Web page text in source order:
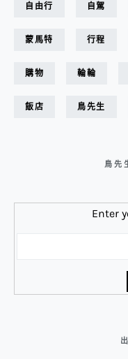
自由行 自駕
蒙馬特 行程
購物 輪輪
飯店 鳥先生
鳥先
Enter